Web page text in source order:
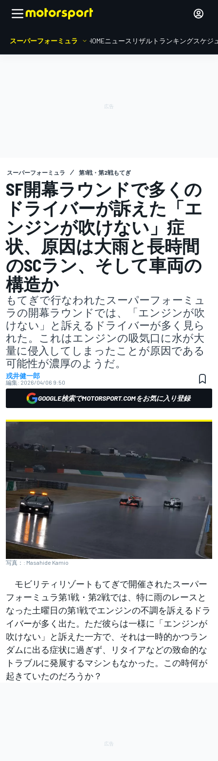
スーパーフォーミュラ HOMEニュース リザルト ランキングスケジ
スーパーフォーミュラ 第1戦・第2戦もてぎ
SF開幕ラウンドで多くの
ドライバーが訴えた「エ
ンジンが吹けない」症
状、原因は大雨と長時間
のSCラン、そして車両の
構造か
もてぎで行なわれたスーパーフォーミュ
ラの開幕ラウンドでは、「エンジンが吹
けない」と訴えるドライバーが多く見ら
れた。これはエンジンの吸気口に水が大
量に侵入してしまったことが原因である
可能性が濃厚のようだ。
戎井健一郎
編集: 2026/04/06 9:50
GOOGLE検索でMOTORSPORT.COMをお気に入り登録
写真：: Masahide Kamio
モビリティリゾートもてぎで開催されたスーパー
フォーミュラ第1戦・第2戦では、特に雨のレースと
なった土曜日の第1戦でエンジンの不調を訴えるドラ
イバーが多く出た。ただ彼らは一様に「エンジンが
吹けない」と訴えた一方で、それは一時的かつラン
ダムに出る症状に過ぎず、リタイアなどの致命的な
トラブルに発展するマシンもなかった。この時何が
起きていたのだろうか？